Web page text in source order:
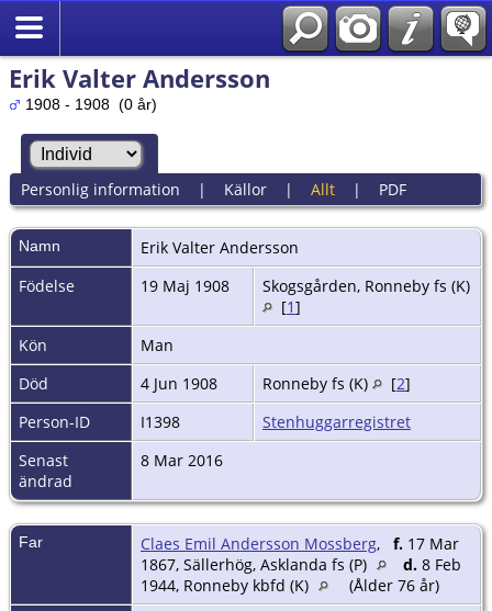
Erik Valter Andersson
1908 - 1908 (0 år)
Personlig information | Källor| Allt| PDF
Namn Erik Valter Andersson
Födelse
19 Maj 1908
Skogsgården, Ronneby fs (K)
[1]
Kön
Man
Död
4 Jun 1908 Ronneby fs (K) [2]
Person-ID
I1398
Stenhuggarregistret
Senast
ändrad
8 Mar 2016
Far Claes Emil Andersson Mossberg, f. 17 Mar
1867, Sällerhög, Asklanda fs (P)
d. 8 Feb
1944, Ronneby kbfd (K)
(Ålder 76 år)